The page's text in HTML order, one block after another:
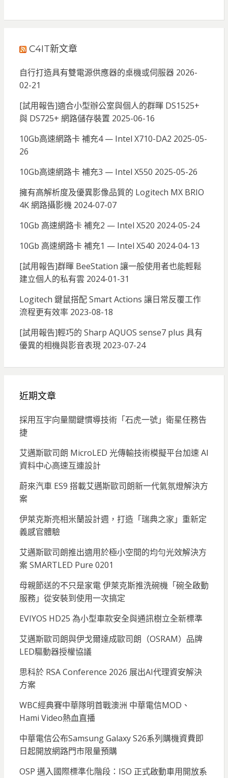
C4IT新文章
自行打造具有雙電源供應器的桌機或伺服器 2026-
02-21
[試用報告]適合小型辦公室與個人的群暉 DS1525+
與 DS725+ 網路儲存裝置 2025-06-16
10Gb高速網路卡 補充4 — Intel X710-DA2 2025-05-
26
10Gb高速網路卡 補充3 — Intel X550 2025-05-26
擁有高解析度及優異影像品質的 Logitech MX BRIO
4K 網路攝影機 2024-07-07
10Gb 高速網路卡 補充2 — Intel X520 2024-05-24
10Gb 高速網路卡 補充1 — Intel X540 2024-04-13
[試用報告]群暉 BeeStation 讓一般使用者也能輕鬆
建立個人的私有雲 2024-01-31
Logitech 鍵鼠搭配 Smart Actions 讓日常反覆工作
流程更有效率 2023-08-18
[試用報告]輕巧的 Sharp AQUOS sense7 plus 具有
優異的相機與影音表現 2023-07-24
近期文章
採用互宇向量關鍵慣導技術「石虎一號」衛星任務告
捷
艾邁斯歐司朗 MicroLED 光傳輸技術模擬平台加速 AI
資料中心高速互連設計
蔚來汽車 ES9 搭載艾邁斯歐司朗新一代氣氛燈解決方
案
伊萊克斯亮相米蘭設計週，打造「瑞典之家」重新定
義感官體驗
艾邁斯歐司朗推出適用於極小空間的均勻光效解決方
案 SMARTLED Pure 0201
母親節送的不只是家電 伊萊克斯推洗碗機「碗全啟動
服務」從安裝到使用一次搞定
EVIYOS HD25 為小型車款安全與通訊樹立全新標準
艾邁斯歐司朗與伊戈爾達成歐司朗（OSRAM）品牌
LED驅動器授權協議
思科於 RSA Conference 2026 展出AI代理資安解決
方案
WBC經典賽中華隊明首戰澳洲 中華電信MOD、
Hami Video熱血直播
中華電信公布Samsung Galaxy S26系列購機資費即
日起開放網路門市限量預購
OSP 邁入國際標準化階段：ISO 正式啟動車用開放系